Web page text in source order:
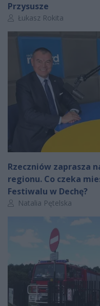
Przysusze
Autor artykułu:
Łukasz Rokita
Rzeczniów zaprasza
regionu. Co czeka
Festiwalu w Dechę?
Autor artykułu:
Natalia Pętelska